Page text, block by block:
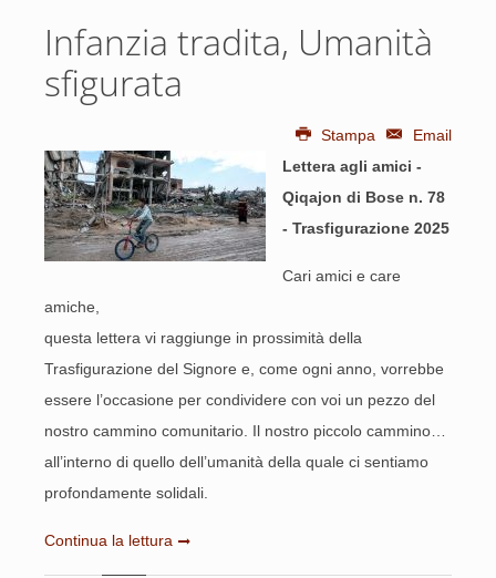
Infanzia tradita, Umanità
sfigurata
Stampa
Email
Lettera agli amici -
Qiqajon di Bose n. 78
- Trasfigurazione 2025
Cari amici e care
amiche,
questa lettera vi raggiunge in prossimità della
Trasfigurazione del Signore e, come ogni anno, vorrebbe
essere l’occasione per condividere con voi un pezzo del
nostro cammino comunitario. Il nostro piccolo cammino…
all’interno di quello dell’umanità della quale ci sentiamo
profondamente solidali.
Continua la lettura